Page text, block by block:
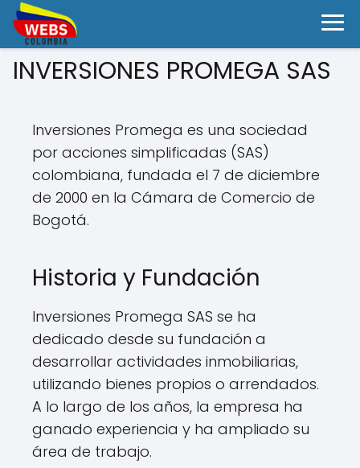
INVERSIONES PROMEGA SAS
Inversiones Promega es una sociedad
por acciones simplificadas (SAS)
colombiana, fundada el 7 de diciembre
de 2000 en la Cámara de Comercio de
Bogotá.
Historia y Fundación
Inversiones Promega SAS se ha
dedicado desde su fundación a
desarrollar actividades inmobiliarias,
utilizando bienes propios o arrendados.
A lo largo de los años, la empresa ha
ganado experiencia y ha ampliado su
área de trabajo.